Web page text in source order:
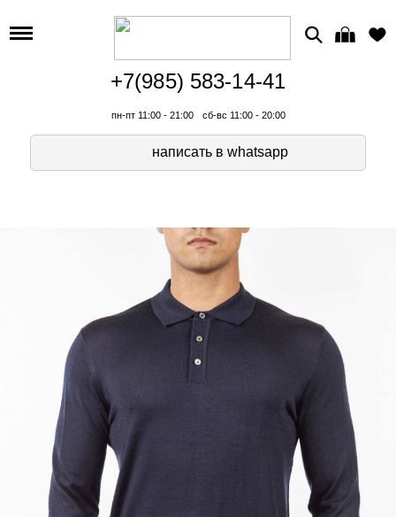
+7(985) 583-14-41
пн-пт 11:00 - 21:00 сб-вс 11:00 - 20:00
написать в whatsapp